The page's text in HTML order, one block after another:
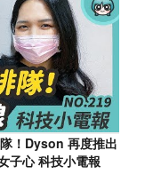
！Dyson 再度推出
子心 科技小電報